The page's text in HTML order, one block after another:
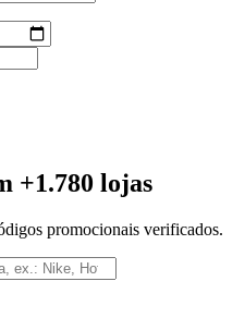
+1.780 lojas
promocionais verificados.